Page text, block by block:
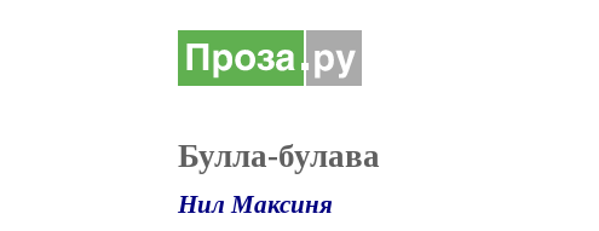
Булла-булава
Нил Максиня